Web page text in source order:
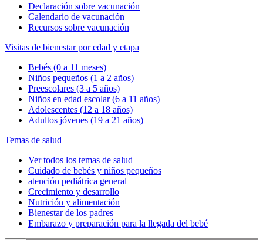
Declaración sobre vacunación
Calendario de vacunación
Recursos sobre vacunación
Visitas de bienestar por edad y etapa
Bebés (0 a 11 meses)
Niños pequeños (1 a 2 años)
Preescolares (3 a 5 años)
Niños en edad escolar (6 a 11 años)
Adolescentes (12 a 18 años)
Adultos jóvenes (19 a 21 años)
Temas de salud
Ver todos los temas de salud
Cuidado de bebés y niños pequeños
atención pediátrica general
Crecimiento y desarrollo
Nutrición y alimentación
Bienestar de los padres
Embarazo y preparación para la llegada del bebé